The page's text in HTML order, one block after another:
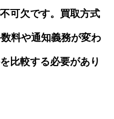
可欠です。買取方式
料や通知義務が変わ
比較する必要があり